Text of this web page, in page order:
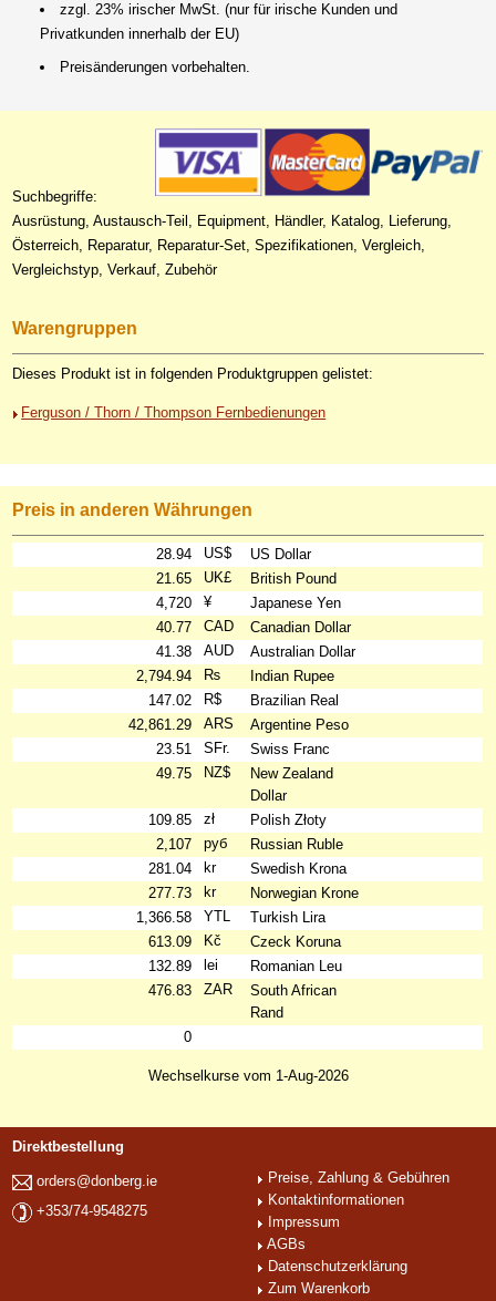
zzgl. 23% irischer MwSt. (nur für irische Kunden und
Privatkunden innerhalb der EU)
Preisänderungen vorbehalten.
Suchbegriffe:
Ausrüstung, Austausch-Teil, Equipment, Händler, Katalog, Lieferung,
Österreich, Reparatur, Reparatur-Set, Spezifikationen, Vergleich,
Vergleichstyp, Verkauf, Zubehör
Warengruppen
Dieses Produkt ist in folgenden Produktgruppen gelistet:
Ferguson / Thorn / Thompson Fernbedienungen
Preis in anderen Währungen
28.94 US$
US Dollar
21.65
UK£
British Pound
4,720
¥
Japanese Yen
40.77
CAD
Canadian Dollar
41.38
AUD
Australian Dollar
2,794.94
₨
Indian Rupee
147.02
R$
Brazilian Real
42,861.29
ARS
Argentine Peso
23.51
SFr.
Swiss Franc
49.75
NZ$
New Zealand
Dollar
109.85
zł
Polish Złoty
2,107
руб
Russian Ruble
281.04
kr
Swedish Krona
277.73
kr
Norwegian Krone
1,366.58
YTL
Turkish Lira
613.09
Kč
Czeck Koruna
132.89
lei
Romanian Leu
476.83
ZAR
South African
Rand
0
Wechselkurse vom 1-Aug-2026
Direktbestellung
orders@donberg.ie
+353/74-9548275
Preise, Zahlung & Gebühren
Kontaktinformationen
Impressum
AGBs
Datenschutzerklärung
Zum Warenkorb